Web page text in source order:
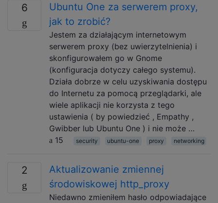
6
Ubuntu One za serwerem proxy,
jak to zrobić?
Jestem za działającym internetowym
serwerem proxy (bez uwierzytelnienia) i
skonfigurowałem go w Gnome
(konfiguracja dotyczy całego systemu).
Działa dobrze w celu uzyskiwania dostępu
do Internetu za pomocą przeglądarki, ale
wiele aplikacji nie korzysta z tego
ustawienia ( by powiedzieć , Empathy ,
Gwibber lub Ubuntu One ) i nie może …
15
security ubuntu-one proxy networking
2
Aktualizowanie zmiennej
środowiskowej http_proxy
Niedawno zmieniłem hasło odpowiadające